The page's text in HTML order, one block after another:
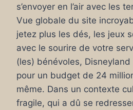
s’envoyer en l’air avec les
Vue globale du site
jetez plus les dés, les jeux
avec le sourire de votre
(les) bénévoles,
pour un budget de 24
même. Dans un contexte
fragile, qui a dû se